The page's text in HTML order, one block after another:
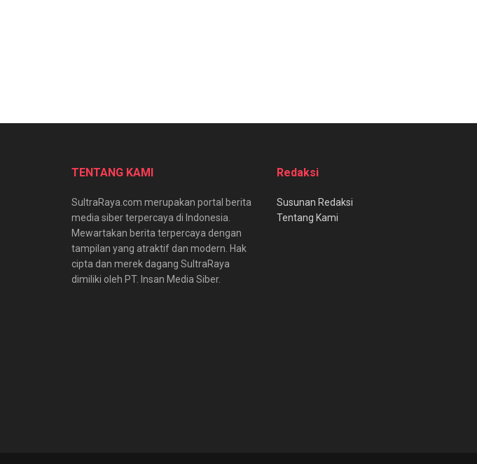
TENTANG KAMI
SultraRaya.com merupakan portal berita
media siber terpercaya di Indonesia.
Mewartakan berita terpercaya dengan
tampilan yang atraktif dan modern. Hak
cipta dan merek dagang SultraRaya
dimiliki oleh PT. Insan Media Siber.
Redaksi
Susunan Redaksi
Tentang Kami